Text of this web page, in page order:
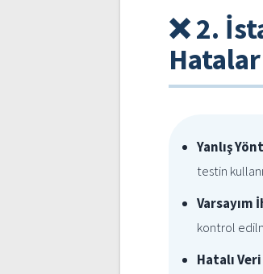
❌ 2.
Hatalar
Yanlış
testin
Varsayım
kontrol
Hatalı